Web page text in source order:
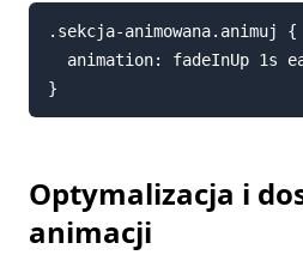
.sekcja-animowana.animuj {
animation: fadeInUp 1s
Optymalizacja i
animacji